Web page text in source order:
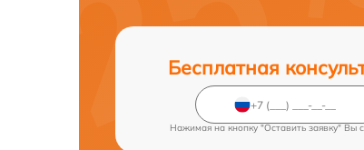
Бесплатная
Нажимая на кнопку "Оставить заявку" Вы